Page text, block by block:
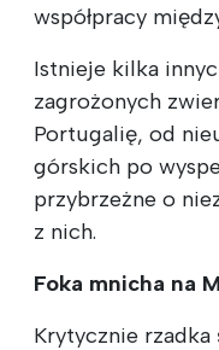
współpracy
Istnieje kilka
zagrożonych
Portugalię, od
górskich po
przybrzeżne o
z nich.
Foka mnicha na
Krytycznie